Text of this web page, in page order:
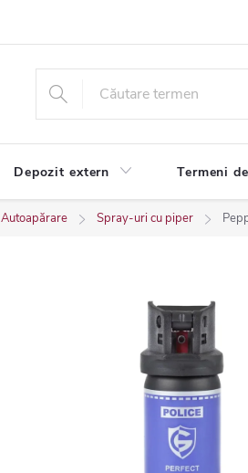
Depozit extern Termeni
Autoapărare Spray-uri cu piper